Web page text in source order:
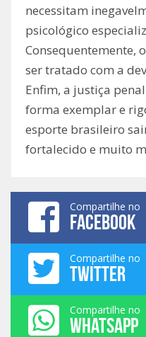
necessitam
psicológico
Consequentemente,
ser tratado com a
Enfim, a justiça
forma exemplar e
esporte brasileiro
fortalecido e muito
Compartilhe no
FACEBOOK
Compartilhe no
TWITTER
Compartilhe no
WHATSAPP